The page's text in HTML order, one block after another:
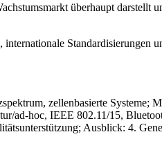
überhaupt darstellt
Standardisierungen
zellenbasierte
ad-hoc, IEEE 802.11/15,
Ausblick: 4.